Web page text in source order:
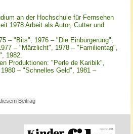
an der Hochschule für Fernsehen
1978 Arbeit als Autor, Cutter und
– "Bits", 1976 – "Die Einbürgerung",
– "Märzlicht", 1978 – "Familientag",
1982.
Produktionen: "Perle de Karibik",
– "Schnelles Geld", 1981 –
Beitrag